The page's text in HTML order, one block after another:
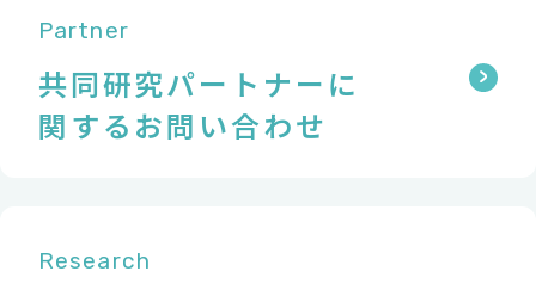
Partner
共同研究パートナーに
関するお問い合わせ
Research